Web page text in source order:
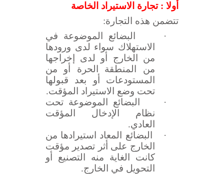
أولا : تجارة الاستيراد الخاصة
تتضمن هذه التجارة:
·
البضائع الموضوعة في
الاستهلاك سواء لدى ورودها
من الخارج أو لدى إخراجها
من المنطقة الحرة أو من
المستودعات أو بعد قبولها
تحت وضع الاستيراد المؤقت.
·
البضائع الموضوعة تحت
نظام الإدخال المؤقت
العادي.
·
البضائع المعاد استيرادها من
الخارج على أثر تصدير مؤقت
كانت الغاية منه التصنيع أو
التحويل في الخارج.